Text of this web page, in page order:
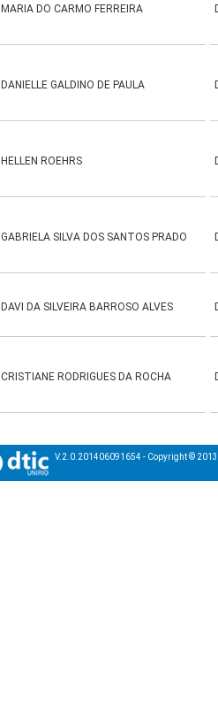
MARIA DO CARMO FERREIRA
DANIELLE GALDINO DE PAULA
HELLEN ROEHRS
GABRIELA SILVA DOS SANTOS PRADO
DAVI DA SILVEIRA BARROSO ALVES
CRISTIANE RODRIGUES DA ROCHA
V.2.0.201406091654 - Copyright ©